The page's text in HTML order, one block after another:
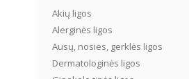
Akių ligos
Alerginės ligos
Ausų, nosies, gerklės ligos
Dermatologinės ligos